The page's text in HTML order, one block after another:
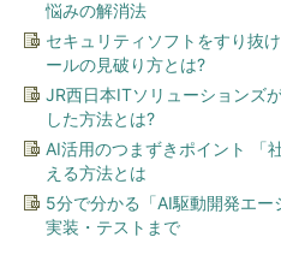
悩みの解消法
セキュリティソフトをすり抜
ールの見破り方とは?
JR西日本ITソリューションズ
した方法とは?
AI活用のつまずきポイント 「
える方法とは
5分で分かる「AI駆動開発エー
実装・テストまで